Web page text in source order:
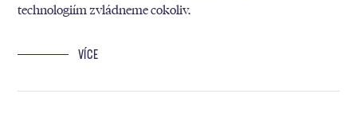
technologiím zvládneme cokoliv.
VÍCE